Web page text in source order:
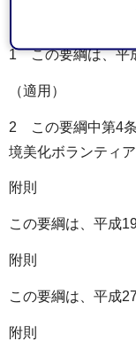
1 この要綱は、平
（適用）
2 この要綱中第4
境美化ボランティ
附則
この要綱は、平成
附則
この要綱は、平成
附則